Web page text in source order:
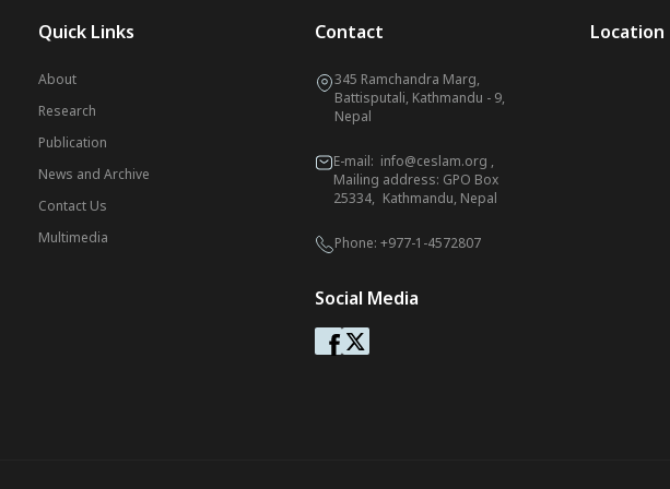
Quick Links
About
Research
Publication
News and Archive
Contact Us
Multimedia
Contact
345 Ramchandra Marg,
Battisputali, Kathmandu - 9,
Nepal
E-mail: info@ceslam.org ,
Mailing address: GPO Box
25334, Kathmandu, Nepal
Phone: +977-1-4572807
Social Media
Location